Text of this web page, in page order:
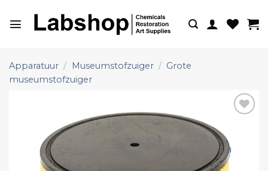
naar
Apparatuur / Museumstofzuiger / Grote
museumstofzuiger